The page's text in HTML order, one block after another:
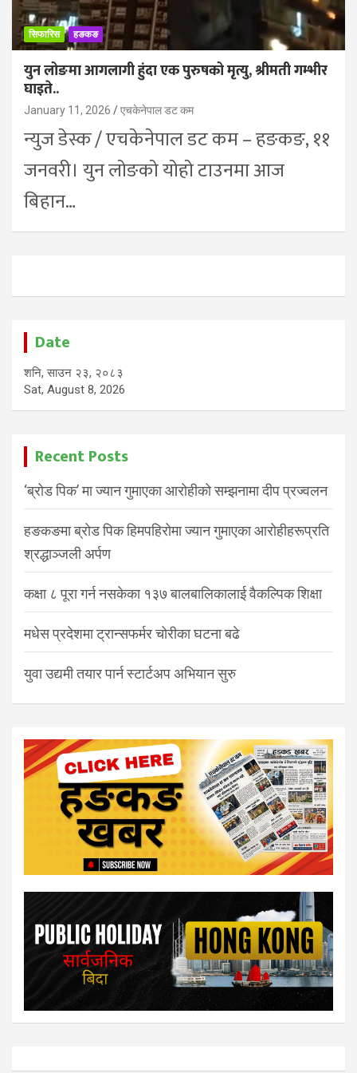
सिफारिस हङकङ
युन लोङमा आगलागी हुंदा एक पुरुषको मृत्यु, श्रीमती गम्भीर
घाइते..
January 11, 2026 एचकेनेपाल डट कम
न्युज डेस्क / एचकेनेपाल डट कम – हङकङ, ११
जनवरी। युन लोङको योहो टाउनमा आज
बिहान…
Date
शनि, साउन २३, २०८३
Sat, August 8, 2026
Recent Posts
‘ब्रोड पिक’ मा ज्यान गुमाएका आरोहीको सम्झनामा दीप प्रज्वलन
हङकङमा ब्रोड पिक हिमपहिरोमा ज्यान गुमाएका आरोहीहरूप्रति
श्रद्धाञ्जली अर्पण
कक्षा ८ पूरा गर्न नसकेका १३७ बालबालिकालाई वैकल्पिक शिक्षा
मधेस प्रदेशमा ट्रान्सफर्मर चोरीका घटना बढे
युवा उद्यमी तयार पार्न स्टार्टअप अभियान सुरु